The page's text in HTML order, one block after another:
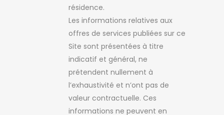
résidence.
Les informations relatives aux
offres de services publiées sur ce
Site sont présentées à titre
indicatif et général, ne
prétendent nullement à
l’exhaustivité et n’ont pas de
valeur contractuelle. Ces
informations ne peuvent en